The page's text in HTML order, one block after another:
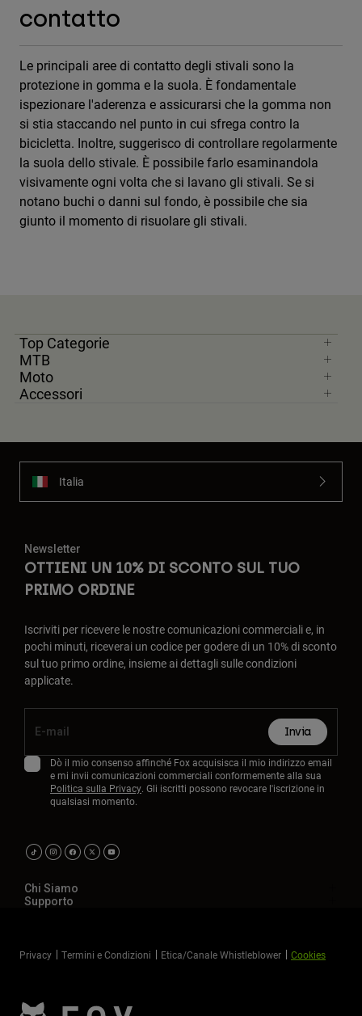
contatto
Le principali aree di contatto degli stivali sono la
protezione in gomma e la suola. È fondamentale
ispezionare l'aderenza e assicurarsi che la gomma non
si stia staccando nel punto in cui sfrega contro la
bicicletta. Inoltre, suggerisco di controllare regolarmente
la suola dello stivale. È possibile farlo esaminandola
visivamente ogni volta che si lavano gli stivali. Se si
notano buchi o danni sul fondo, è possibile che sia
giunto il momento di risuolare gli stivali.
Top Categorie
MTB
Moto
Accessori
Italia
Newsletter
OTTIENI UN 10% DI SCONTO SUL TUO
PRIMO ORDINE
Iscriviti per ricevere le nostre comunicazioni commerciali e, in
pochi minuti, riceverai un codice per godere di un 10% di sconto
sul tuo primo ordine, insieme ai dettagli sulle condizioni
applicate.
Invia
Dò il mio consenso affinché Fox acquisisca il mio indirizzo email
e mi invii comunicazioni commerciali conformemente alla sua
Politica sulla Privacy. Gli iscritti possono revocare l'iscrizione in
qualsiasi momento.
Chi Siamo
Supporto
Privacy Termini e Condizioni Etica/Canale Whistleblower Cookies